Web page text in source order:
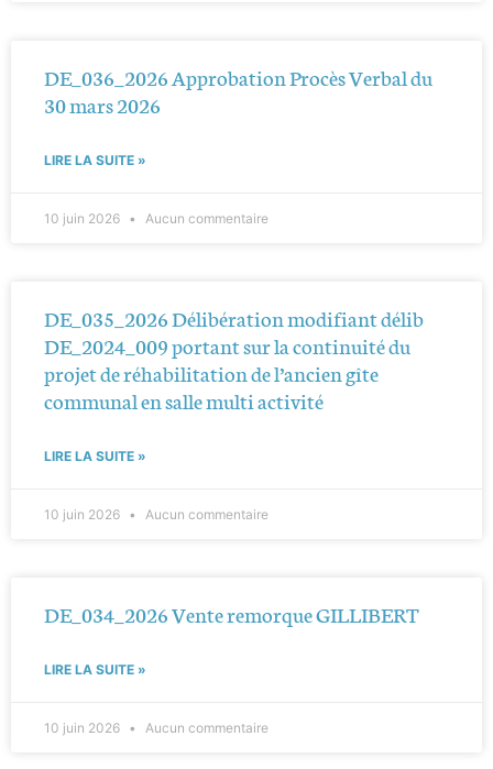
DE_036_2026 Approbation Procès Verbal du
30 mars 2026
LIRE LA SUITE »
10 juin 2026 Aucun commentaire
DE_035_2026 Délibération modifiant délib
DE_2024_009 portant sur la continuité du
projet de réhabilitation de l’ancien gîte
communal en salle multi activité
LIRE LA SUITE »
10 juin 2026 Aucun commentaire
DE_034_2026 Vente remorque GILLIBERT
LIRE LA SUITE »
10 juin 2026 Aucun commentaire